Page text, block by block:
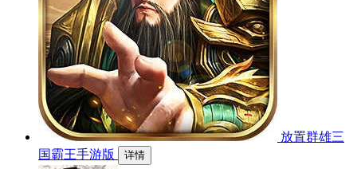
放置群雄三
国霸王手游版
详情